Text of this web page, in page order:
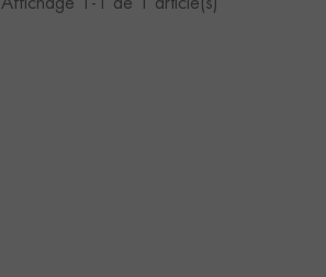
Affichage 1-1 de 1 article(s)